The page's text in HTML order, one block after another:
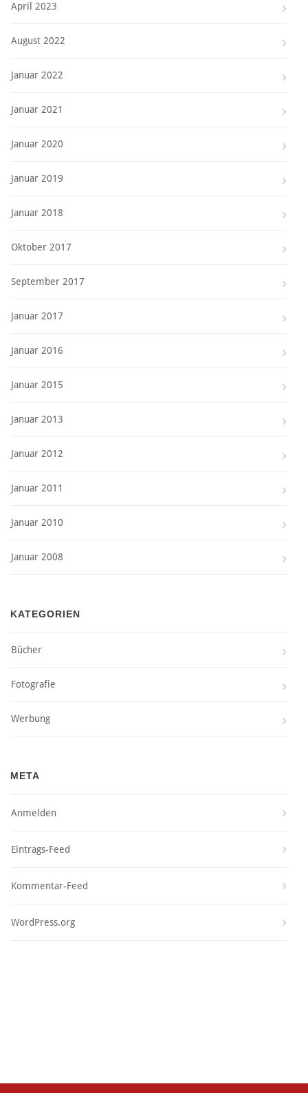
April 2023
August 2022
Januar 2022
Januar 2021
Januar 2020
Januar 2019
Januar 2018
Oktober 2017
September 2017
Januar 2017
Januar 2016
Januar 2015
Januar 2013
Januar 2012
Januar 2011
Januar 2010
Januar 2008
KATEGORIEN
Bücher
Fotografie
Werbung
META
Anmelden
Eintrags-Feed
Kommentar-Feed
WordPress.org